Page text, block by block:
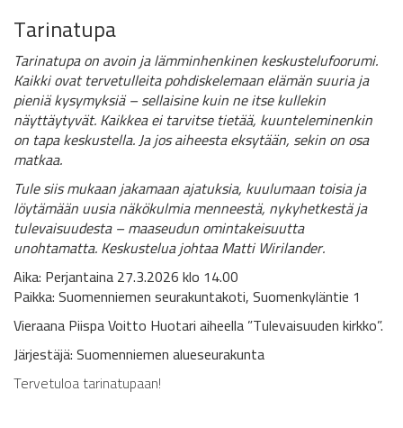
Tarinatupa
Tarinatupa on avoin ja lämminhenkinen keskustelufoorumi.
Kaikki ovat tervetulleita pohdiskelemaan elämän suuria ja
pieniä kysymyksiä – sellaisine kuin ne itse kullekin
näyttäytyvät. Kaikkea ei tarvitse tietää, kuunteleminenkin
on tapa keskustella. Ja jos aiheesta eksytään, sekin on osa
matkaa.
Tule siis mukaan jakamaan ajatuksia, kuulumaan toisia ja
löytämään uusia näkökulmia menneestä, nykyhetkestä ja
tulevaisuudesta – maaseudun omintakeisuutta
unohtamatta. Keskustelua johtaa Matti Wirilander.
Aika: Perjantaina 27.3.2026 klo 14.00
Paikka: Suomenniemen seurakuntakoti, Suomenkyläntie 1
Vieraana Piispa Voitto Huotari aiheella ”Tulevaisuuden kirkko”.
Järjestäjä: Suomenniemen alueseurakunta
Tervetuloa tarinatupaan!